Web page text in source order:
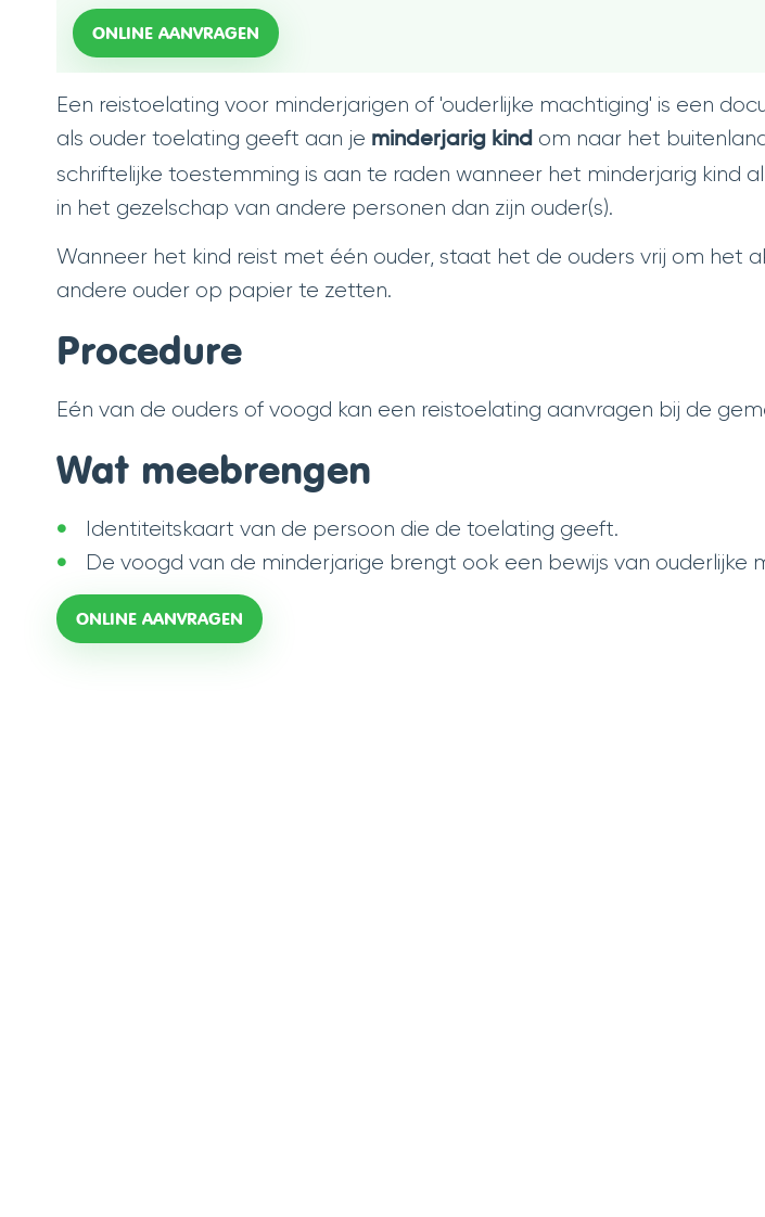
ONLINE AANVRAGEN
Een reistoelating voor minderjarigen of 'ouderlijke machtiging' is een
als ouder toelating geeft aan je minderjarig kind om naar het
schriftelijke toestemming is aan te raden wanneer het minderjarig kind
in het gezelschap van andere personen dan zijn ouder(s).
Wanneer het kind reist met één ouder, staat het de ouders vrij om het
andere ouder op papier te zetten.
Procedure
Eén van de ouders of voogd kan een reistoelating aanvragen bij de
Wat meebrengen
Identiteitskaart van de persoon die de toelating geeft.
De voogd van de minderjarige brengt ook een bewijs van ouderlijke
ONLINE AANVRAGEN